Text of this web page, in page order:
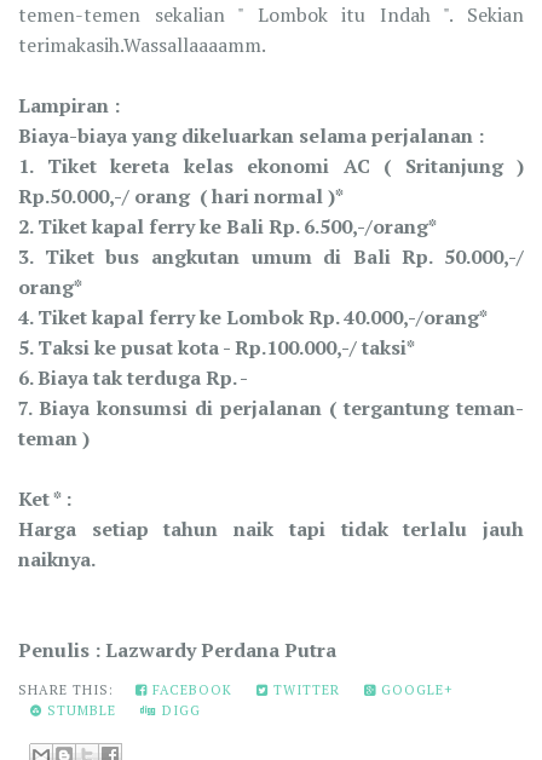
temen-temen sekalian " Lombok itu Indah ". Sekian
terimakasih.Wassallaaaamm.
Lampiran :
Biaya-biaya yang dikeluarkan selama perjalanan :
1. Tiket kereta kelas ekonomi AC ( Sritanjung )
Rp.50.000,-/ orang ( hari normal )*
2. Tiket kapal ferry ke Bali Rp. 6.500,-/orang*
3. Tiket bus angkutan umum di Bali Rp. 50.000,-/
orang*
4. Tiket kapal ferry ke Lombok Rp. 40.000,-/orang*
5. Taksi ke pusat kota - Rp.100.000,-/ taksi*
6. Biaya tak terduga Rp. -
7. Biaya konsumsi di perjalanan ( tergantung teman-
teman )
Ket * :
Harga setiap tahun naik tapi tidak terlalu jauh
naiknya.
Penulis : Lazwardy Perdana Putra
SHARE THIS: FACEBOOK TWITTER
GOOGLE+
STUMBLE
DIGG